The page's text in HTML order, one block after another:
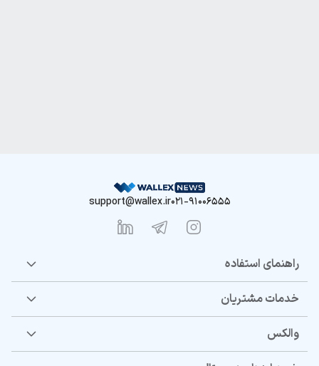
021-91006555
support@wallex.ir
راهنمای استفاده
خدمات مشتریان
والکس